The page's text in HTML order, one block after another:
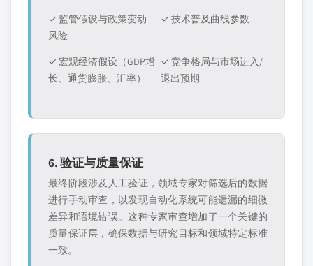
✓ 监管假设与政策变动
风险
✓ 技术普及曲线参数
✓ 宏观经济假设（GDP增
长、通货膨胀、汇率）
✓ 竞争格局与市场进入/
退出预期
6. 验证与质量保证
最终阶段涉及人工验证，领域专家对筛选后的数据
进行手动审查，以发现自动化系统可能遗漏的细微
差异和语境错误。这种专家审查增加了一个关键的
质量保证层，确保数据与研究目标和领域特定标准
一致。